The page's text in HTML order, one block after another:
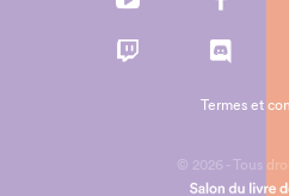
© 2026 - Tous
Termes et